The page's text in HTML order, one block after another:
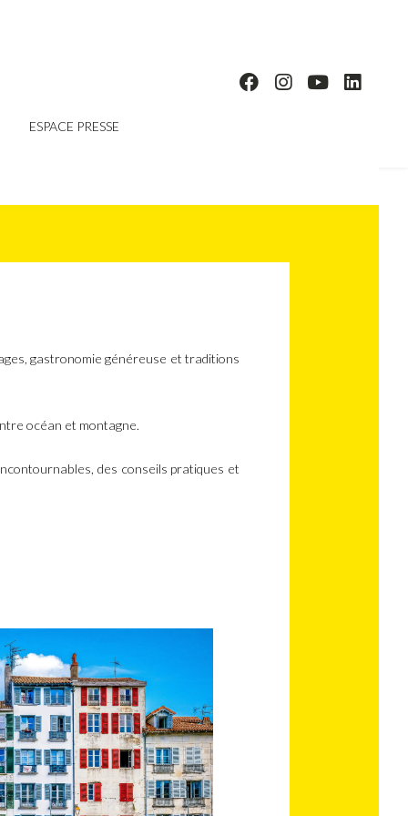
ESPACE PRESSE
gastronomie généreuse et traditions
océan et montagne.
des conseils pratiques et